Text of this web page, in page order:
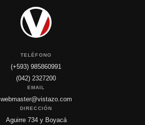
TELÉFONO
(+593) 985860991
(042) 2327200
EMAIL
webmaster@vistazo.com
DIRECCIÓN
Aguirre 734 y Boyacá